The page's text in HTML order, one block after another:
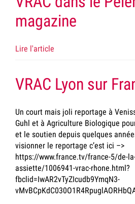
magazine
Lire l'article
VRAC Lyon sur
Un court mais joli reportage à
Guhl et à Agriculture Biologique
et le soutien depuis quelques
visionner le reportage c’est ici –>
https://www.france.tv/france-5/de-
assiette/1006941-vrac-rhone.html?
fbclid=IwAR2vTyZIcudb9YmqN3-